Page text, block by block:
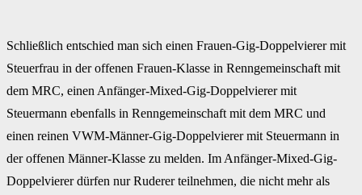
Schließlich entschied man sich einen Frauen-Gig-Doppelvierer mit
Steuerfrau in der offenen Frauen-Klasse in Renngemeinschaft mit
dem MRC, einen Anfänger-Mixed-Gig-Doppelvierer mit
Steuermann ebenfalls in Renngemeinschaft mit dem MRC und
einen reinen VWM-Männer-Gig-Doppelvierer mit Steuermann in
der offenen Männer-Klasse zu melden. Im Anfänger-Mixed-Gig-
Doppelvierer dürfen nur Ruderer teilnehmen, die nicht mehr als